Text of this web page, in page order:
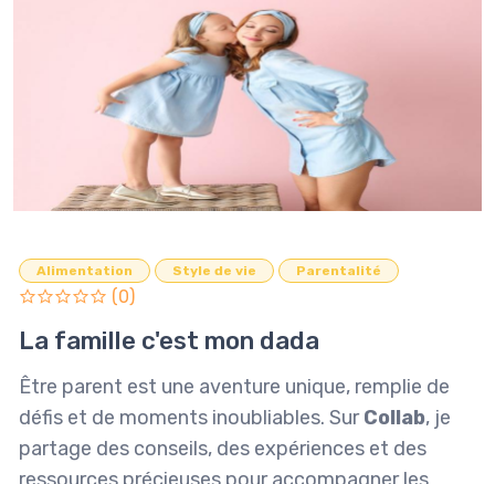
Alimentation Style de vie Parentalité
(0)
La famille c'est mon dada
Être parent est une aventure unique, remplie de
défis et de moments inoubliables. SurCollab, je
partage des conseils, des expériences et des